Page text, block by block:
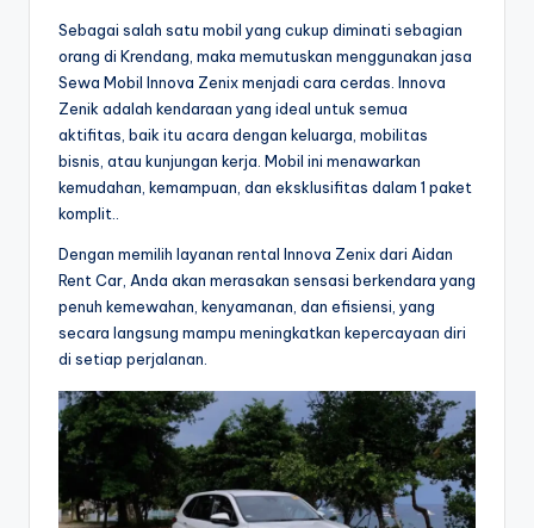
Sebagai salah satu mobil yang cukup diminati sebagian
orang di Krendang, maka memutuskan menggunakan jasa
Sewa Mobil Innova Zenix menjadi cara cerdas. Innova
Zenik adalah kendaraan yang ideal untuk semua
aktifitas, baik itu acara dengan keluarga, mobilitas
bisnis, atau kunjungan kerja. Mobil ini menawarkan
kemudahan, kemampuan, dan eksklusifitas dalam 1 paket
komplit..
Dengan memilih layanan rental Innova Zenix dari Aidan
Rent Car, Anda akan merasakan sensasi berkendara yang
penuh kemewahan, kenyamanan, dan efisiensi, yang
secara langsung mampu meningkatkan kepercayaan diri
di setiap perjalanan.